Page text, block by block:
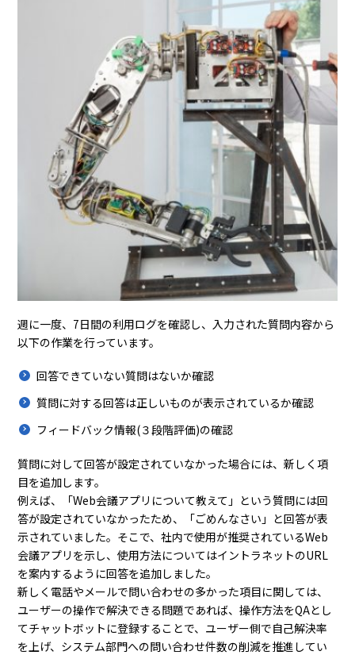
週に一度、7日間の利用ログを確認し、入力された質問内容から
以下の作業を行っています。
回答できていない質問はないか確認
質問に対する回答は正しいものが表示されているか確認
フィードバック情報(３段階評価)の確認
質問に対して回答が設定されていなかった場合には、新しく項
目を追加します。
例えば、「Web会議アプリについて教えて」という質問には回
答が設定されていなかったため、「ごめんなさい」と回答が表
示されていました。そこで、社内で使用が推奨されているWeb
会議アプリを示し、使用方法についてはイントラネットのURL
を案内するように回答を追加しました。
新しく電話やメールで問い合わせの多かった項目に関しては、
ユーザーの操作で解決できる問題であれば、操作方法をQAとし
てチャットボットに登録することで、ユーザー側で自己解決率
を上げ、システム部門への問い合わせ件数の削減を推進してい